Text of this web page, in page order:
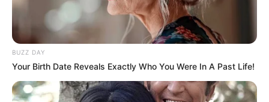
BUZZ DAY
Your Birth Date Reveals Exactly Who You Were In A Past Life!